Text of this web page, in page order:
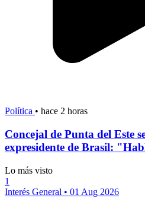
Política • hace 2 horas
Concejal de Punta del Este
expresidente de Brasil:
Lo más visto
1
Interés General • 01 Aug 2026